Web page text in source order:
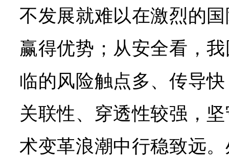
不发展就难以在激烈的
赢得优势；从安全看，
临的风险触点多、传导
关联性、穿透性较强，
术变革浪潮中行稳致远